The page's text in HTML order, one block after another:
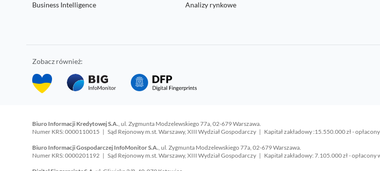
Business Intelligence Analizy rynkowe
Zobacz również:
Biuro Informacji Kredytowej S.A., ul. Zygmunta Modzelewskiego 77a, 02-679 Warszawa.
Numer KRS: 0000110015 | Sąd Rejonowy m.st. Warszawy, XIII Wydział Gospodarczy | Kapitał zakładowy :15.550.000 zł -
Biuro Informacji Gospodarczej InfoMonitor S.A., ul. Zygmunta Modzelewskiego 77a, 02-679 Warszawa.
Numer KRS: 0000201192 | Sąd Rejonowy m.st. Warszawy, XIII Wydział Gospodarczy | Kapitał zakładowy: 7.105.000 zł -